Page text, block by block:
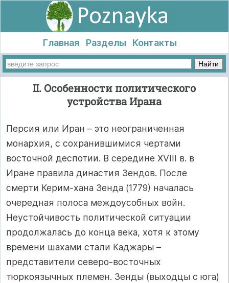
Главная Разделы Контакты
II. Особенности политического
устройства Ирана
Персия или Иран – это неограниченная
монархия, с сохранившимися чертами
восточной деспотии. В середине XVIII в. в
Иране правила династия Зендов. После
смерти Керим-хана Зенда (1779) началась
очередная полоса междоусобных войн.
Неустойчивость политической ситуации
продолжалась до конца века, хотя к этому
времени шахами стали Каджары –
представители северо-восточных
тюркоязычных племен. Зенды (выходцы с юга)